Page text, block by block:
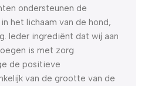
ondersteunen de
het lichaam van de hond,
Ieder ingrediënt dat wij aan
is met zorg
de positieve
van de grootte van de